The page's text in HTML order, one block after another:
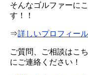
そんなゴルファーに
す！！
⇒詳しいプロフィール
ご質問、ご相談はこ
にご連絡ください！